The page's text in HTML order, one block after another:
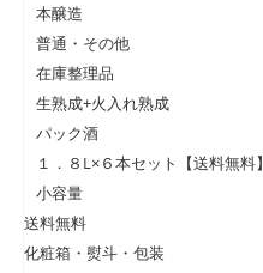
本醸造
普通・その他
在庫整理品
生熟成+火入れ熟成
パック酒
１．８L×６本セット【送料無料】
小容量
送料無料
化粧箱・熨斗・包装